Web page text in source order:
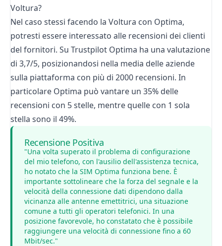
Voltura?
Nel caso stessi facendo la Voltura con Optima,
potresti essere interessato alle recensioni dei clienti
del fornitori. Su Trustpilot Optima ha una valutazione
di 3,7/5, posizionandosi nella media delle aziende
sulla piattaforma con più di 2000 recensioni. In
particolare Optima può vantare un 35% delle
recensioni con 5 stelle, mentre quelle con 1 sola
stella sono il 49%.
Recensione Positiva
"Una volta superato il problema di configurazione
del mio telefono, con l'ausilio dell'assistenza tecnica,
ho notato che la SIM Optima funziona bene. È
importante sottolineare che la forza del segnale e la
velocità della connessione dati dipendono dalla
vicinanza alle antenne emettitrici, una situazione
comune a tutti gli operatori telefonici. In una
posizione favorevole, ho constatato che è possibile
raggiungere una velocità di connessione fino a 60
Mbit/sec."